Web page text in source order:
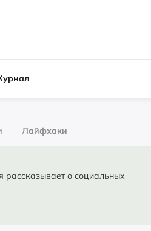
Лайфхаки
о социальных